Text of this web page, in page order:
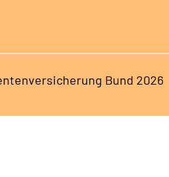
Bund 2026